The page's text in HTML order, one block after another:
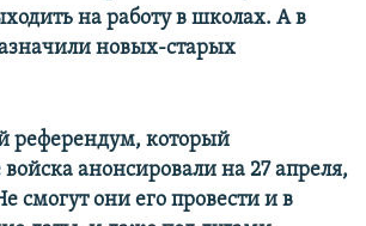
на работу в школах. А в
новых-старых
референдум, который
анонсировали на 27 апреля,
смогут они его провести и в